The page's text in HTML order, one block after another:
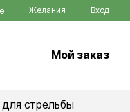
Желания Вход
Мой заказ
стрельбы